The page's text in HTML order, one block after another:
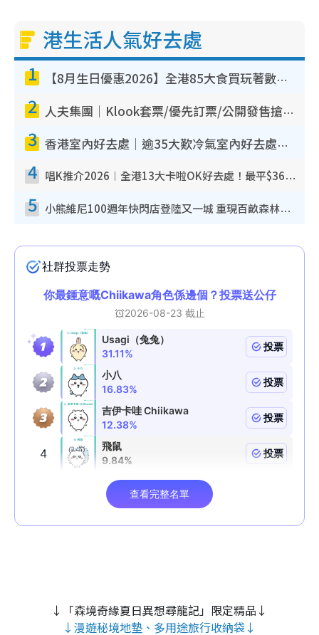
港生活人氣好去處
1 【8月生日優惠2026】全港85大食買玩著數攻略 自助餐/火鍋放題同行免費＋誠品/DONKI送現金券
2 人夫集團｜Klook套票/優先訂票/公開發售搶飛攻略！附票價.購票連結.場地座位表
3 香港室內好去處｜逾35大歎冷氣室內好去處推介 室內活動免費避雨無懼落雨
4 唱K推介2026︱全港13大卡啦OK好去處！最平$36起 日文K都有！(附地址+收費詳情)
5 小熊維尼100週年快閃店登陸又一城 重現百畝森林經典場景／獨家限定盲盒登場／專屬DIY香水
↓「森境奇緣夏日異想尋龍記」限定精品↓
↓漫遊秘境地墊、多用途旅行收納袋↓